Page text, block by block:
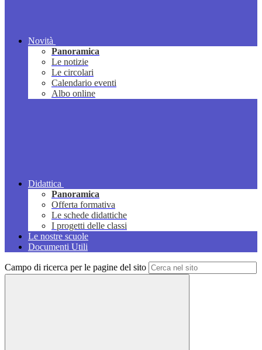
Novità
Panoramica
Le notizie
Le circolari
Calendario eventi
Albo online
Didattica
Panoramica
Offerta formativa
Le schede didattiche
I progetti delle classi
Le nostre scuole
Documenti Utili
Campo di ricerca per le pagine del sito